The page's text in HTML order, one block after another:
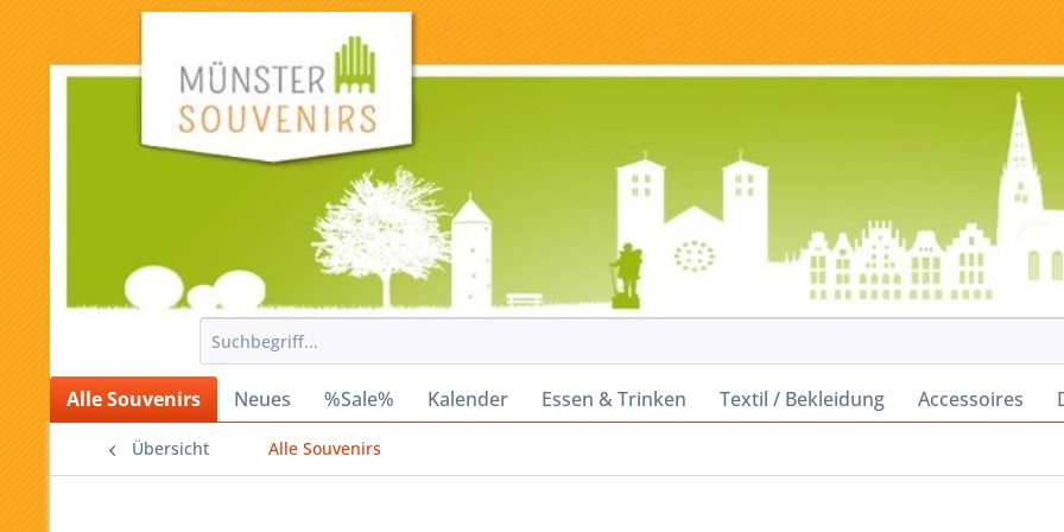
Alle Souvenirs Neues %Sale% Kalender Essen & Trinken Textil / Bekleidung Accessoires
Übersicht Alle Souvenirs